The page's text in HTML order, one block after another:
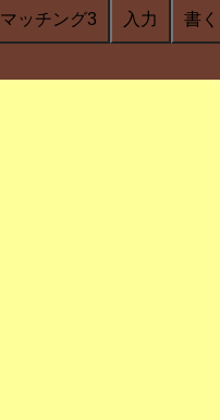
マッチング3 入力 書く